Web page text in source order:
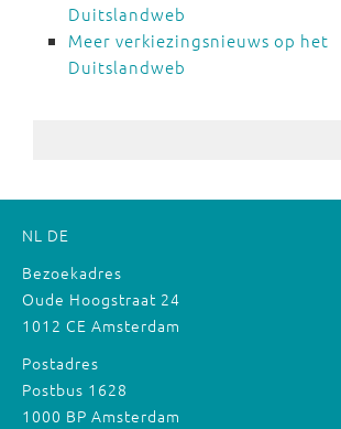
Duitslandweb
Meer verkiezingsnieuws op het
Duitslandweb
NL DE
Bezoekadres
Oude Hoogstraat 24
1012 CE Amsterdam
Postadres
Postbus 1628
1000 BP Amsterdam